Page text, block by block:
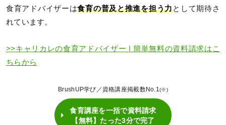
食育アドバイザーは食育の普及と推進を担う力として期待さ
れています。
>>キャリカレの食育アドバイザー | 簡単無料の資料請求はこ
ちらから
BrushUP学び／資格講座掲載数No.1(※)
食育講座を一括で資料請求
【無料】たった3分で完了